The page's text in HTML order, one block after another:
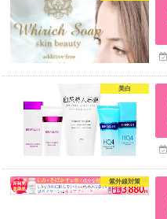
美白
紫外線対策